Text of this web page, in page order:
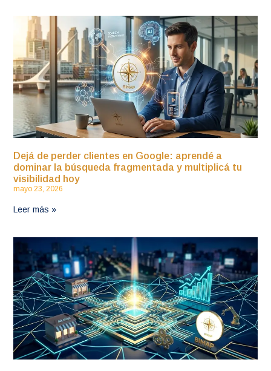
Dejá de perder clientes en Google: aprendé a
dominar la búsqueda fragmentada y multiplicá tu
visibilidad hoy
mayo 23, 2026
Leer más »